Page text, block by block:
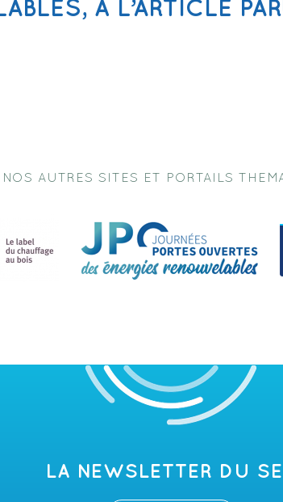
À L’ARTICLE
NOS AUTRES SITES ET PORTAILS
LA NEWSLETTER DU